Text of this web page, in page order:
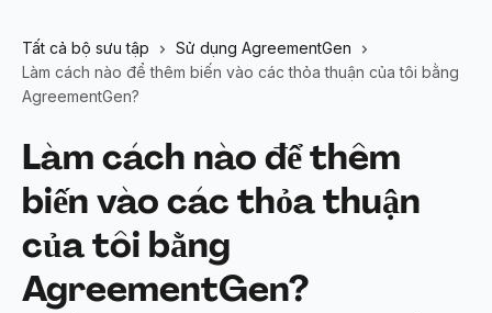
Tất cả bộ sưu tập
Sử dụng AgreementGen
Làm cách nào để thêm biến vào các thỏa thuận của tôi bằng
AgreementGen?
Làm cách nào để thêm
biến vào các thỏa thuận
của tôi bằng
AgreementGen?